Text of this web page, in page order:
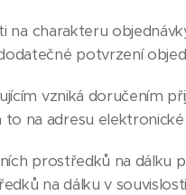
na charakteru
potvrzení
vzniká doručením
na adresu
prostředků na dálku
na dálku v